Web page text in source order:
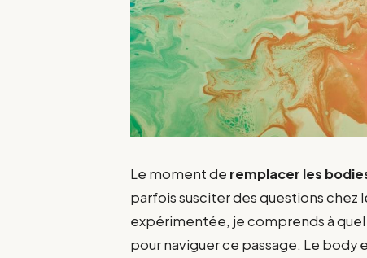
Le moment de remplacer les
parfois susciter des questions chez
expérimentée, je comprends à
pour naviguer ce passage. Le body